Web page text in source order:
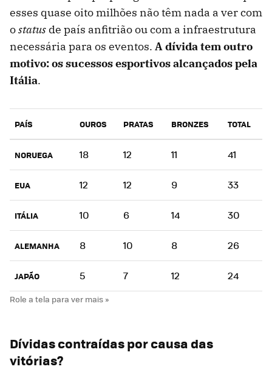
esses quase oito milhões não têm nada a ver com
ostatus de país anfitrião ou com a infraestrutura
necessária para os eventos. A dívida tem outro
motivo: os sucessos esportivos alcançados pela
Itália.
PAÍS OUROS PRATAS BRONZES TOTAL
NORUEGA 18 12 11 41
EUA 12 12 9 33
ITÁLIA 10 6 14 30
ALEMANHA 8 10 8 26
JAPÃO 5 7 12 24
Dívidas contraídas por causa das
vitórias?